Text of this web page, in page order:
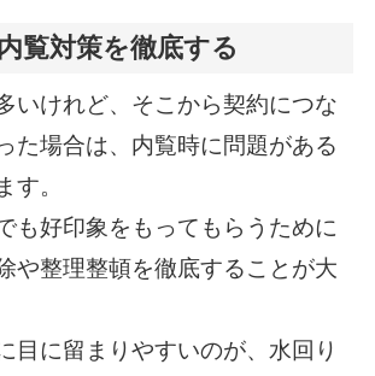
覧対策を徹底する
いけれど、そこから契約につな
た場合は、内覧時に問題がある
す。
も好印象をもってもらうために
や整理整頓を徹底することが大
目に留まりやすいのが、水回り